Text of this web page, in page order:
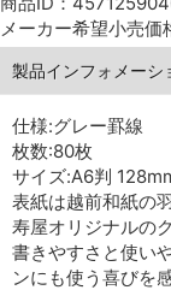
メーカー希望小売価
製品インフォメーシ
仕様:グレー罫線
枚数:80枚
サイズ:A6判
表紙は越前和紙の
寿屋オリジナルの
書きやすさと使い
ンにも使う喜びを